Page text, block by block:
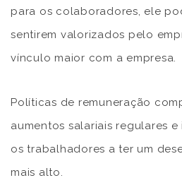
para os colaboradores, ele
sentirem valorizados pelo
vínculo maior com a empresa.
Políticas de remuneração
aumentos salariais regulares
os trabalhadores a ter um
mais alto.